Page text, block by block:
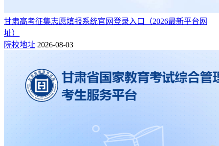
甘肃高考征集志愿填报系统官网登录入口（2026最新平台网
址）
院校地址 2026-08-03